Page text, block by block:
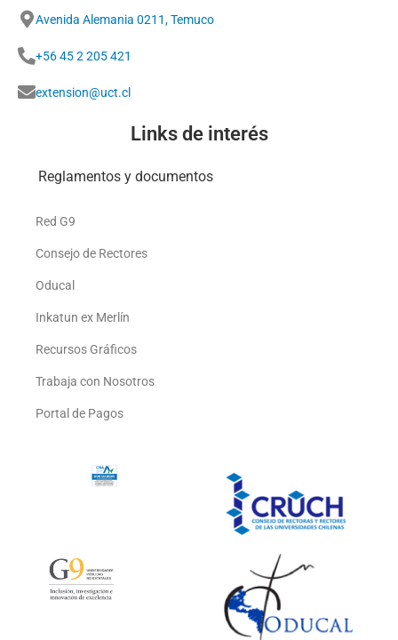
Avenida Alemania 0211, Temuco
+56 45 2 205 421
extension@uct.cl
Links de interés
Reglamentos y documentos
Red G9
Consejo de Rectores
Oducal
Inkatun ex Merlín
Recursos Gráficos
Trabaja con Nosotros
Portal de Pagos